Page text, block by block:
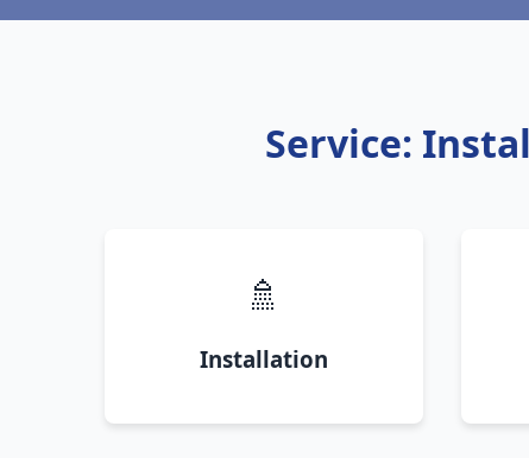
Service:
🚿
Installation